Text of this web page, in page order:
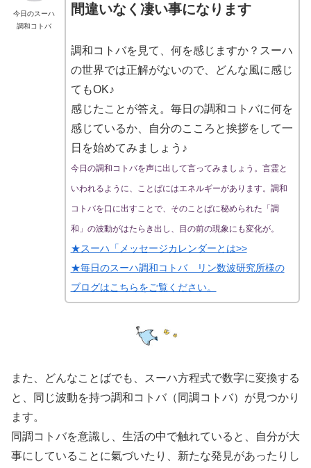
今日のスーハ
調和コトバ
間違いなく凄い事になります
調和コトバを見て、何を感じますか？スーハ
の世界では正解がないので、どんな風に感じ
てもOK♪
感じたことが答え。毎日の調和コトバに何を
感じているか、自分のこころと挨拶をして一
日を始めてみましょう♪
今日の調和コトバを声に出して言ってみましょう。言霊と
いわれるように、ことばにはエネルギーがあります。調和
コトバを口に出すことで、そのことばに秘められた「調
和」の波動がはたらき出し、目の前の現象にも変化が。
★スーハ「メッセージカレンダーとは>>
★毎日のスーハ調和コトバ リン数波研究所様の
ブログはこちらをご覧ください。
また、どんなことばでも、スーハ方程式で数字に変換する
と、同じ波動を持つ調和コトバ（同調コトバ）が見つかり
ます。
同調コトバを意識し、生活の中で触れていると、自分が大
事にしていることに氣づいたり、新たな発見があったりし